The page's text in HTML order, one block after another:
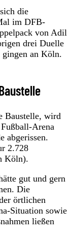
die
im DFB-
von Adil
drei Duelle
gingen an Köln.
Baustelle, wird
Arena
abgerissen.
2.728
Köln).
gut und gern
Die
örtlichen
Situation sowie
ließen